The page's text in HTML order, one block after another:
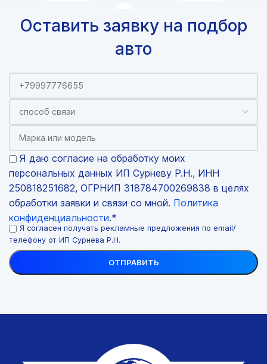
Оставить заявку на подбор
авто
Я даю согласие на обработку моих
персональных данных ИП Сурневу Р.Н., ИНН
250818251682, ОГРНИП 318784700269838 в целях
обработки заявки и связи со мной. Политика
конфиденциальности.*
Я согласен получать рекламные предложения по email/
телефону от ИП Сурнева Р.Н.